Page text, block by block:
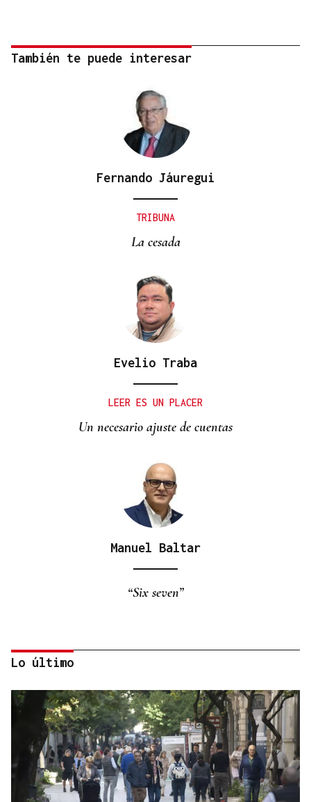
También te puede interesar
Fernando Jáuregui
TRIBUNA
La cesada
Evelio Traba
LEER ES UN PLACER
Un necesario ajuste de cuentas
Manuel Baltar
“Six seven”
Eduardo Medrano
Primera carrera de Ascot
Lo último